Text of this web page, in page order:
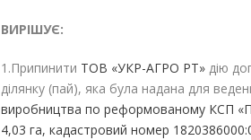
ВИРІШУЄ:
1.Припинити ТОВ «УКР-АГРО РТ» дію
ділянку (пай), яка була надана для
виробництва по реформованому КСП
4,03 га, кадастровий номер